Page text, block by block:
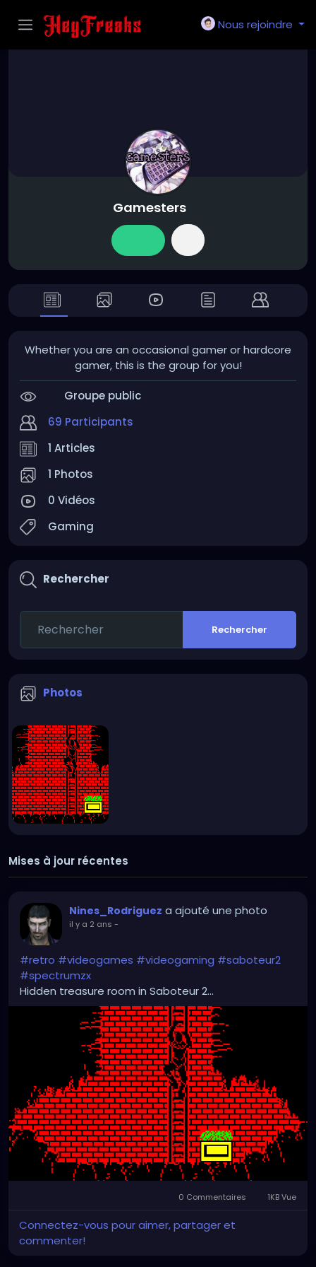
Nous rejoindre
Gamesters
Whether you are an occasional gamer or hardcore
gamer, this is the group for you!
Groupe public
69 Participants
1 Articles
1 Photos
0 Vidéos
Gaming
Rechercher
Rechercher
Photos
Mises à jour récentes
Nines_Rodriguez a ajouté une photo
il y a 2 ans -
#retro #videogames #videogaming #saboteur2
#spectrumzx
Hidden treasure room in Saboteur 2...
0 Commentaires 1KB Vue
Connectez-vous pour aimer, partager et
commenter!